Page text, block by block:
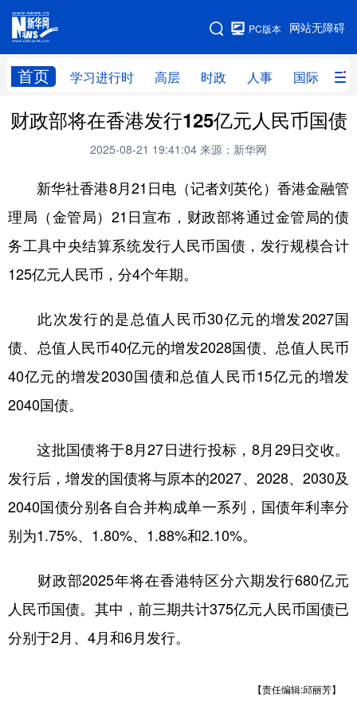
网站无障碍
PC版本
首页 学习进行时 高层 时政 人事 国际 财
网站地图
学习进行时 高层 时政 人事
财经 网评
台湾 思客智库 全球连线 教育
科技 科创 量子 体育
文化 书画 健康 军事
法律 中央文件 金融 汽车
食品 人居 信息化 数字经济
学术中国 乡村振兴 银龄 溯源中国
彩票 娱乐 时尚 悦读
公益 一带一路 亚太网 上市公司
地方频道
北京 天津 河北 山西
江西
财政部将在香港发行125亿元人民币国债
2025-08-21 19:41:04 来源：新华网
新华社香港8月21日电（记者刘英伦）香港金融管
理局（金管局）21日宣布，财政部将通过金管局的债
务工具中央结算系统发行人民币国债，发行规模合计
125亿元人民币，分4个年期。
此次发行的是总值人民币30亿元的增发2027国
债、总值人民币40亿元的增发2028国债、总值人民币
40亿元的增发2030国债和总值人民币15亿元的增发
2040国债。
这批国债将于8月27日进行投标，8月29日交收。
发行后，增发的国债将与原本的2027、2028、2030及
2040国债分别各自合并构成单一系列，国债年利率分
别为1.75%、1.80%、1.88%和2.10%。
财政部2025年将在香港特区分六期发行680亿元
人民币国债。其中，前三期共计375亿元人民币国债已
分别于2月、4月和6月发行。
【责任编辑:邱丽芳】